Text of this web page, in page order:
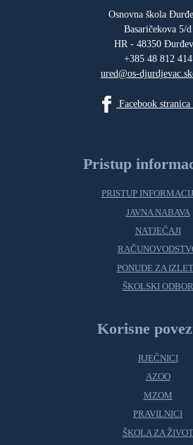
Osnovna škola
Basaričekova 5/d
HR - 48350
+385 48 812 414
ured@os-
Facebook stranica
Pristup
PRISTUP
JAVNA NABAVA
NATJEČAJI
PONUDE ZA
ŠKOLSKI ODBOR
Korisne
RJEČNICI
AZOO
MZOM
PRAVILNICI
ŠKOLA ZA ŽIVOT